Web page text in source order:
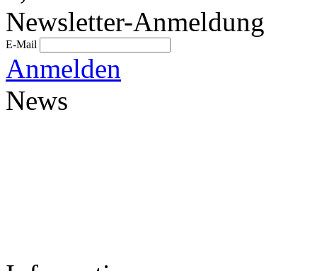
Newsletter-Anmeldung
E-Mail
Anmelden
News